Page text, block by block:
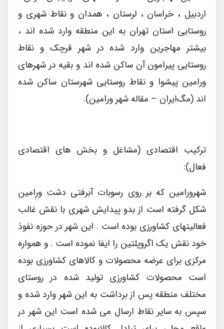
اردبیل ، خراسان ، لرستان ، همدان و نقاط شهری و
روستایی استان تهران به این منطقه وارد شده اند ،
بیشتر مهاجرین وارد شده در شهر قرچک و نقاط
روستایی پیرامون آن ساکن شده اند و بقیه در شهرهای
ورامین پیشوا و نقاط روستایی شهرستان ساکن شده
اند (مگ‌ایران – مقاله شهر ورامین).
ترکیب اقتصادی (مشاغل و بخش های اقتصادی
فعال):
شهرورامین که بر روی رسوبات آبرفتی دشت ورامین
شکل گرفته است از بدو پیدایش شهری با نقش غالب
فعالیتهای کشاورزی بوده است . این شهر در حوزه نفوذ
خود نقش یک اگروپلتین را ایفا نموده است . و همواره
مرکزی برای عرضه محصولات و کالاهای کشاورزی بوده
است محصولات کشاورزی تولید شده در روستای
مختلف منطقه پس از برداشت به این شهر وارد شده و
سپس به سایر نقاط ارسال می شده است این شهر در